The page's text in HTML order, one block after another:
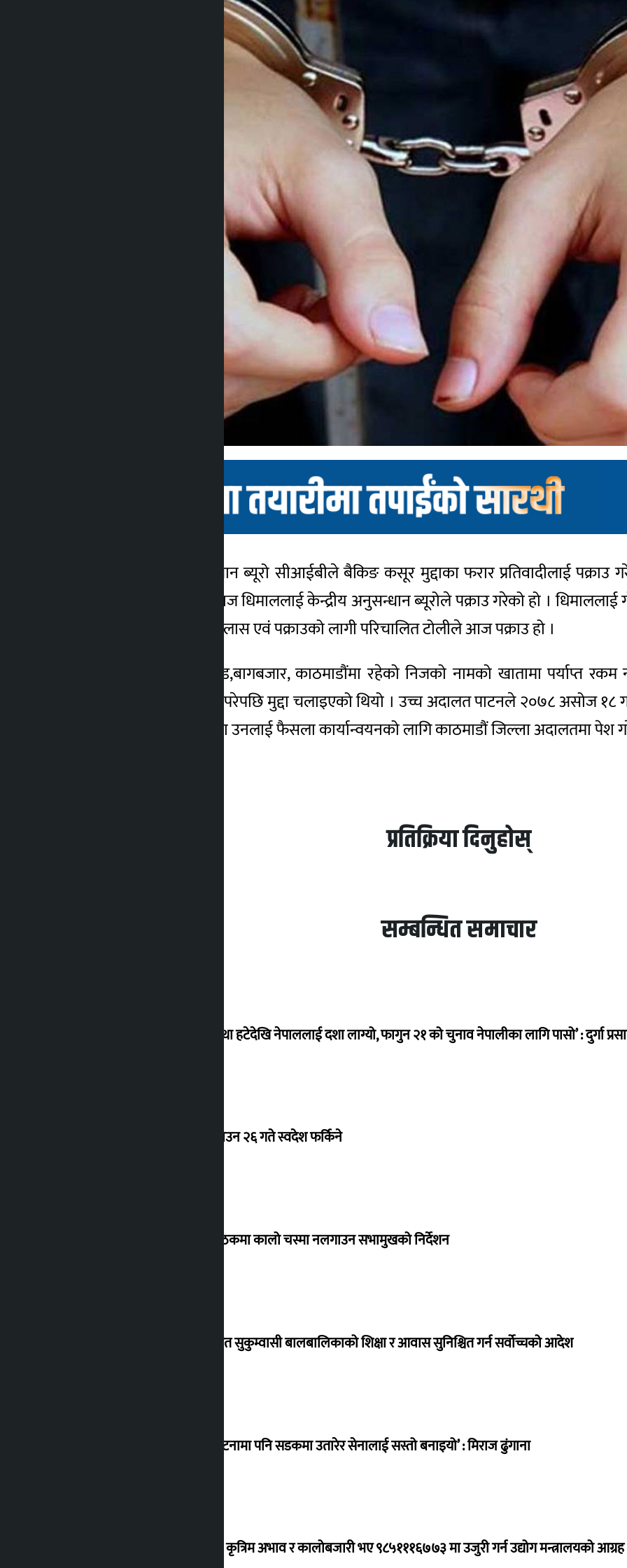
काठमाडौं । केन्द्रीय अनुसन्धान ब्यूरो सीआईबीले बैकिङ कसूर मुद्दाका फरार प्रतिवादीलाई
गोर्णेश्वर बस्‍ने ३६ वर्षीय नवराज धिमाललाई केन्द्रीय अनुसन्धान ब्यूरोले पक्राउ गरेको हो ।
फरार प्रतिवादीहरुको खोजतलास एवं पक्राउको लागी परिचालित टोलीले आज पक्राउ हो ।
धिमालले प्राइम बैंक लिमिटेड,बागबजार, काठमाडौंमा रहेको निजको नामको खातामा पर्याप्त
पीडितलाई झुक्याएको उजुरी परेपछि मुद्दा चलाइएको थियो । उच्च अदालत पाटनले २०७८ असोज
सुनाएको थियो । पक्राउ परेका उनलाई फैसला कार्यान्वयनको लागि काठमाडौं जिल्ला अदालतमा
प्रतिक्रिया दिनुहोस्
सम्बन्धित समाचार
‘राजसंस्था हटेदेखि नेपाललाई दशा लाग्यो, फागुन २१ को चुनाव नेपालीका लागि पासो’ : दुर्गा
देउवा साउन २६ गते स्वदेश फर्किने
संसद् बैठकमा कालो चस्मा नलगाउन सभामुखको निर्देशन
विस्थापित सुकुम्वासी बालबालिकाको शिक्षा र आवास सुनिश्चित गर्न सर्वोच्चको आदेश
‘सानो घटनामा पनि सडकमा उतारेर सेनालाई सस्तो बनाइयो’ : मिराज ढुंगाना
ग्यासको कृत्रिम अभाव र कालोबजारी भए ९८५१११६७७३ मा उजुरी गर्न उद्योग मन्त्रालयको आग्रह